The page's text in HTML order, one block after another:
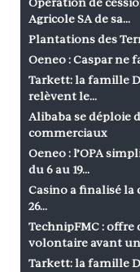
Opération de
Agricole SA de sa…
Plantations des
Oeneo : Caspar ne
Tarkett: la famille
relèvent le…
Alibaba se déploie
commerciaux
Oeneo : l’OPA
du 6 au 19…
Casino a finalisé la
26…
TechnipFMC : offre
volontaire avant
Tarkett: la famille